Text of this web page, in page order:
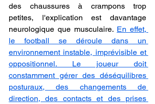
des chaussures à crampons trop
petites, l'explication est davantage
neurologique que musculaire. En effet,
le football se déroule dans un
environnement instable, imprévisible et
oppositionnel. Le joueur doit
constamment gérer des déséquilibres
posturaux, des changements de
direction, des contacts et des prises